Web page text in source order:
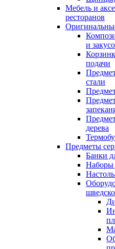
Мебель и
ресторанов
и
подачи
стали
дерева
Предметы
Банки
Наборы